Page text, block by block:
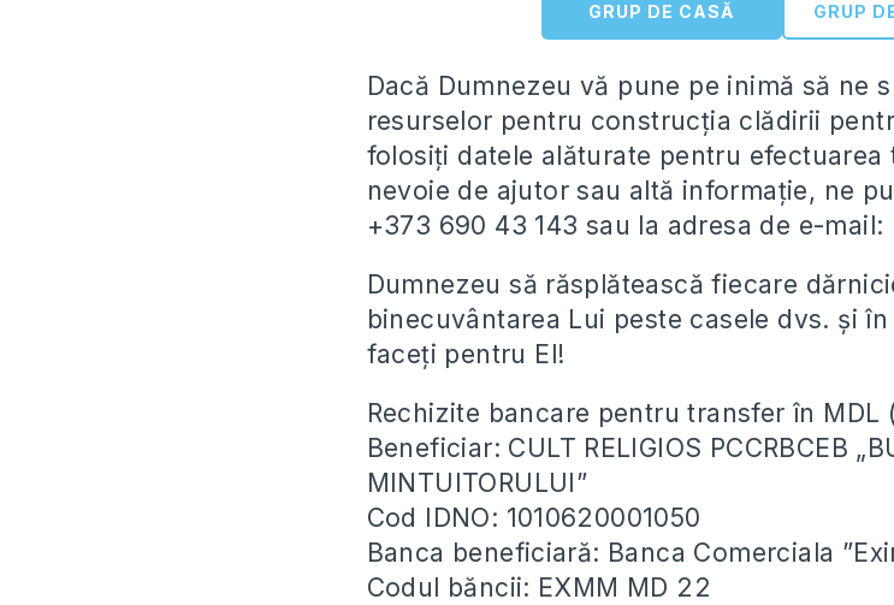
GRUP DE CASĂ GRUP
Dacă Dumnezeu vă pune pe inimă să ne
resurselor pentru construcția clădirii
folosiți datele alăturate pentru efectuarea
nevoie de ajutor sau altă informație, ne
+373 690 43 143 sau la adresa de e-mail:
Dumnezeu să răsplătească fiecare
binecuvântarea Lui peste casele dvs. și
faceți pentru El!
Rechizite bancare pentru transfer în MDL
Beneficiar: CULT RELIGIOS PCCRBCEB
MINTUITORULUI”
Cod IDNO: 1010620001050
Banca beneficiară: Banca Comerciala
Codul băncii: EXMM MD 22